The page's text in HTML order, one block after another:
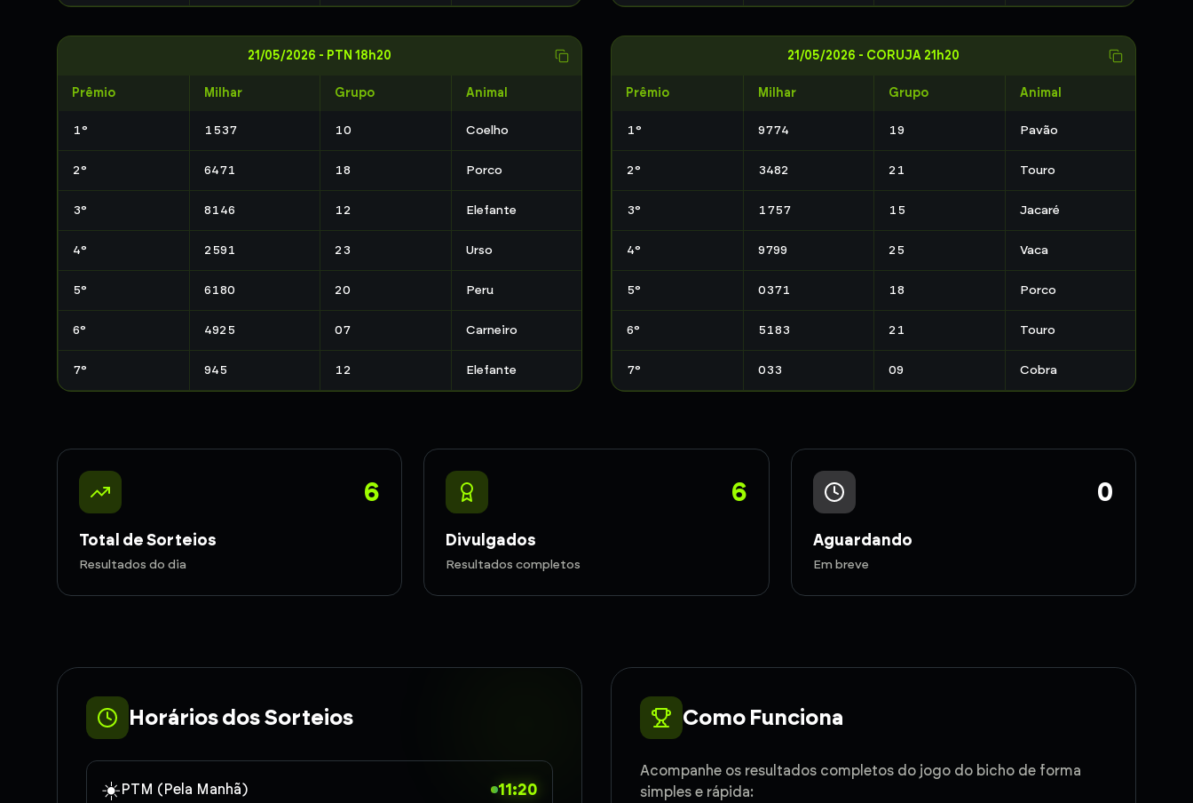
21/05/2026 - PTN 18h20
Prêmio Milhar Grupo Animal
1° 1537 10 Coelho
2° 6471 18 Porco
3° 8146 12 Elefante
4° 2591 23 Urso
5° 6180 20 Peru
6° 4925 07 Carneiro
7° 945 12 Elefante
21/05/2026 - CORUJA 21h20
Prêmio Milhar Grupo Animal
1° 9774 19 Pavão
2° 3482 21 Touro
3° 1757 15 Jacaré
4° 9799 25 Vaca
5° 0371 18 Porco
6° 5183 21 Touro
7° 033 09 Cobra
6
Total de Sorteios
Resultados do dia
6
Divulgados
Resultados completos
0
Aguardando
Em breve
Horários dos Sorteios
☀️PTM (Pela Manhã) 11:20
Como Funciona
Acompanhe os resultados completos do jogo do bicho de forma
simples e rápida: